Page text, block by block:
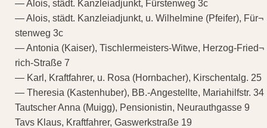
— Alois, städt. Kanzleiadjunkt, Fürstenweg 3c
— Alois, städt. Kanzleiadjunkt, u. Wilhelmine (Pfeifer), Für¬
stenweg 3c
— Antonia (Kaiser), Tischlermeisters-Witwe, Herzog-Fried¬
rich-Straße 7
— Karl, Kraftfahrer, u. Rosa (Hornbacher), Kirschentalg. 25
— Theresia (Kastenhuber), BB.-Angestellte, Mariahilfstr. 34
Tautscher Anna (Muigg), Pensionistin, Neurauthgasse 9
Tavs Klaus, Kraftfahrer, Gaswerkstraße 19